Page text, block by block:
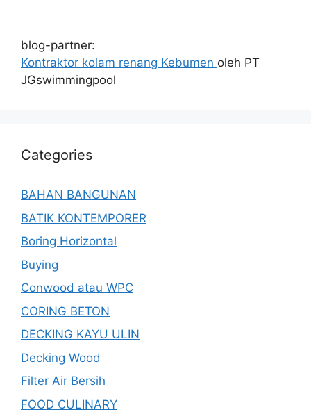
blog-partner:
Kontraktor kolam renang Kebumen oleh PT
JGswimmingpool
Categories
BAHAN BANGUNAN
BATIK KONTEMPORER
Boring Horizontal
Buying
Conwood atau WPC
CORING BETON
DECKING KAYU ULIN
Decking Wood
Filter Air Bersih
FOOD CULINARY